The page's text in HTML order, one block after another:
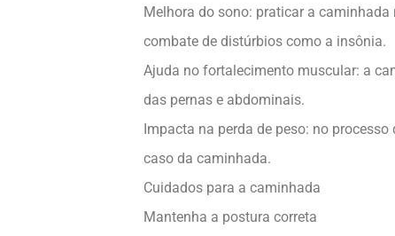
Melhora do sono: praticar a
combate de distúrbios como a insônia.
Ajuda no fortalecimento muscular: a
das pernas e abdominais.
Impacta na perda de peso: no
caso da caminhada.
Cuidados para a caminhada
Mantenha a postura correta